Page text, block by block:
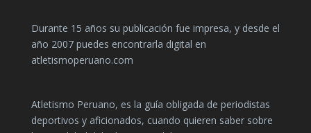
Durante 15 años su publicación fue impresa, y desde el
año 2007 puedes encontrarla digital en
atletismoperuano.com
Atletismo Peruano, es la guía obligada de periodistas
deportivos y aficionados, cuando quieren saber sobre